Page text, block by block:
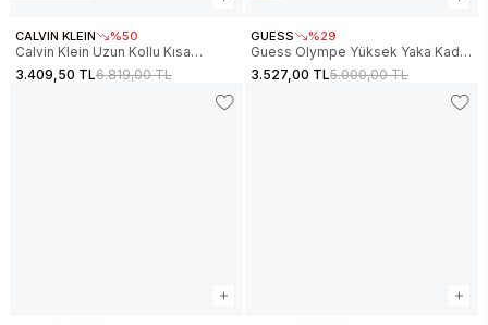
CALVIN KLEIN %50
Calvin Klein Uzun Kollu Kısa
Grafikli Kapüşonlu Kadın Beyaz
Sweatshirt LV047E208G-YAT
3.409,50 TL6.819,00 TL
GUESS %29
Guess Olympe Yüksek Yaka Kadın
Kahverengi Sweatshirt
V4YQ05KCAY2-A10K
3.527,00 TL5.000,00 TL